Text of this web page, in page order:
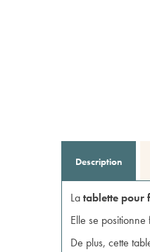
Description
Latablette pour
Elle se
De plus, cette